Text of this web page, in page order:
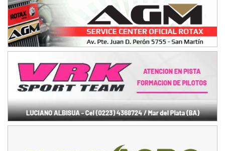
NORESTE SANTAFESINO - F6
Ciudad de Avellaneda (Asfalto)
Avellaneda (Santa Fe)
José Samuel Sánchez (Tierra)
Rufino (Santa Fe)
Juan Navarro (Asfalto)
El Timbó (Tucumán)